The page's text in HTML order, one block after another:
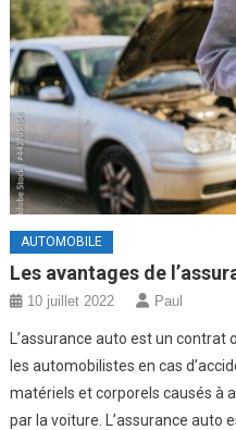
AUTOMOBILE
Les avantages de
10 juillet 2022 Paul
L’assurance auto est un
les automobilistes en cas
matériels et corporels causés à
par la voiture. L’assurance auto